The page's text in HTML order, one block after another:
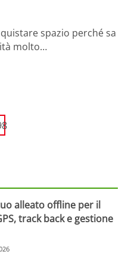
spazio perché sa
molto…
alleato offline per il
track back e gestione